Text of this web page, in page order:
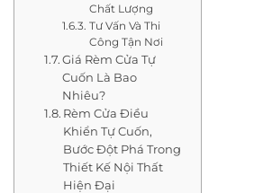
Chất Lượng
Tư Vấn Và Thi
Công Tận Nơi
Giá Rèm Cửa Tự
Cuốn Là Bao
Nhiêu?
Rèm Cửa Điều
Khiển Tự Cuốn,
Bước Đột Phá Trong
Thiết Kế Nội Thất
Hiện Đại